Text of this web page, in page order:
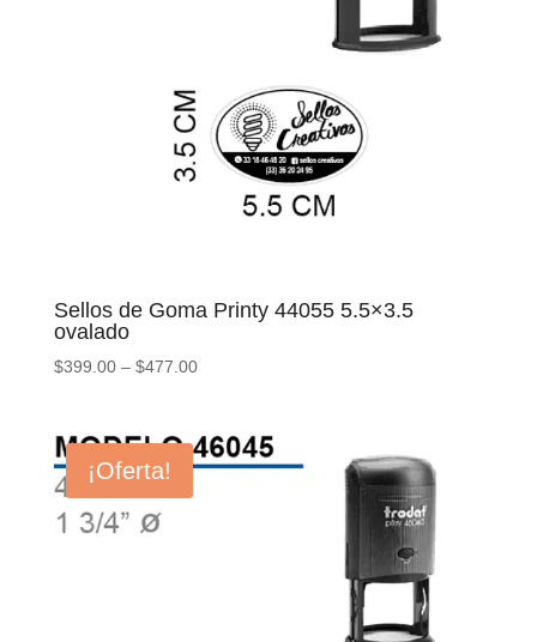
Sellos de Goma Printy 44055 5.5×3.5
ovalado
$399.00– $477.00
¡Oferta!